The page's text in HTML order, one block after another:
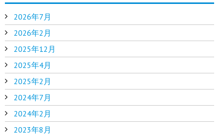
2026年7月
2026年2月
2025年12月
2025年4月
2025年2月
2024年7月
2024年2月
2023年8月